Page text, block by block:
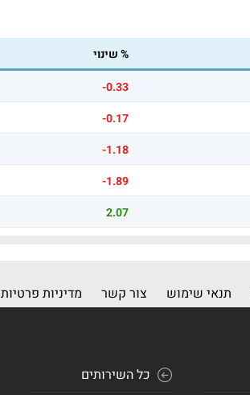
% שינוי
-0.33
-0.17
-1.18
-1.89
2.07
תנאי שימוש צור קשר מדיניות פרטיות
כל השירותים